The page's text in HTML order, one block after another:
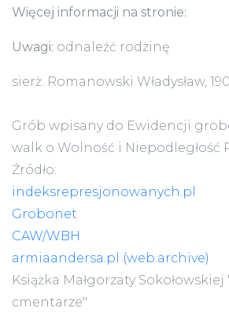
Więcej informacji na stronie:
Uwagi: odnaleźć rodzinę
sierż. Romanowski Władysław,
Grób wpisany do Ewidencji
walk o Wolność i Niepodległość
Źródło:
indeksrepresjonowanych.pl
Grobonet
CAW/WBH
armiaandersa.pl (web.archive)
Książka Małgorzaty Sokołowskiej
cmentarze"